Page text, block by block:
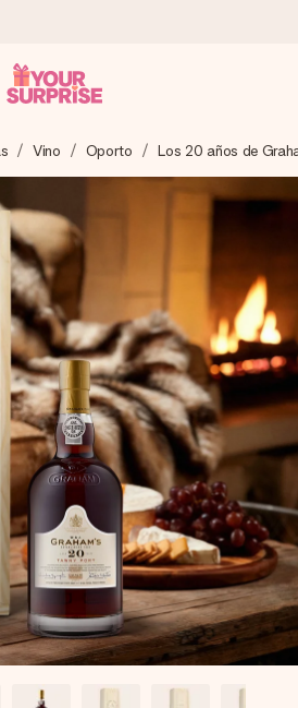
cuidado y lo enviamos al vuelo,
en el momento perfecto, cuando más
opiniones)
Los clientes nos dan un 4,5 en
gratuita
pasos – con su nombre, tu foto o
al corazón. Sin complicaciones, solo
Vino Oporto Los 20 años de